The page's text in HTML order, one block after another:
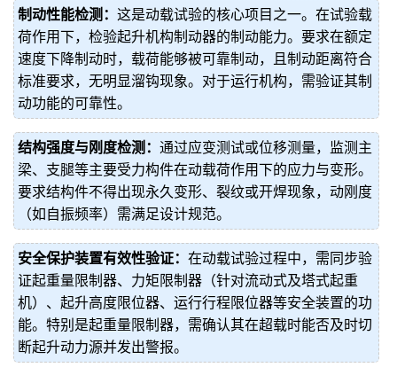
制动性能检测： 这是动载试验的核心项目之一。在试验载
荷作用下，检验起升机构制动器的制动能力。要求在额定
速度下降制动时，载荷能够被可靠制动，且制动距离符合
标准要求，无明显溜钩现象。对于运行机构，需验证其制
动功能的可靠性。
结构强度与刚度检测： 通过应变测试或位移测量，监测主
梁、支腿等主要受力构件在动载荷作用下的应力与变形。
要求结构件不得出现永久变形、裂纹或开焊现象，动刚度
（如自振频率）需满足设计规范。
安全保护装置有效性验证： 在动载试验过程中，需同步验
证起重量限制器、力矩限制器（针对流动式及塔式起重
机）、起升高度限位器、运行行程限位器等安全装置的功
能。特别是起重量限制器，需确认其在超载时能否及时切
断起升动力源并发出警报。